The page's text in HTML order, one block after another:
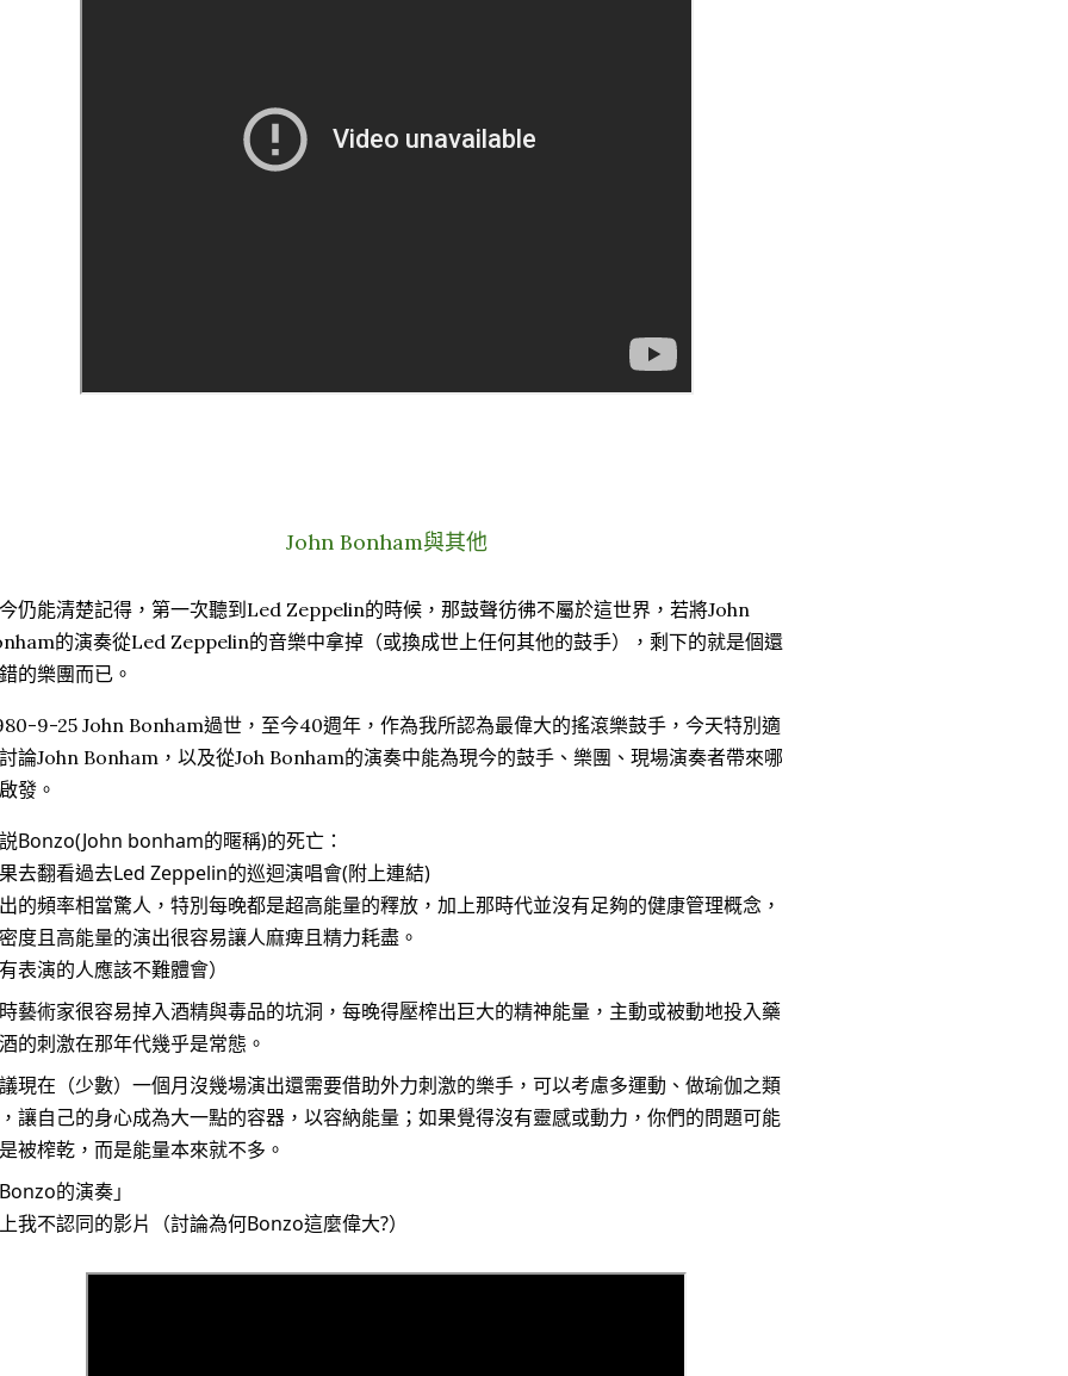
John Bonham與其他
仍能清楚記得，第一次聽到Led Zeppelin的時候，那鼓聲彷彿不屬於這世界，若將John
的演奏從Led Zeppelin的音樂中拿掉（或換成世上任何其他的鼓手），剩下的就是個還
的樂團而已。
9-25 John Bonham過世，至今40週年，作為我所認為最偉大的搖滾樂鼓手，今天特別適
論John Bonham，以及從Joh Bonham的演奏中能為現今的鼓手、樂團、現場演奏者帶來哪
發。
Bonzo(John bonham的暱稱)的死亡：
去翻看過去Led Zeppelin的巡迴演唱會(附上連結)
的頻率相當驚人，特別每晚都是超高能量的釋放，加上那時代並沒有足夠的健康管理概念，
度且高能量的演出很容易讓人麻痺且精力耗盡。
有表演的人應該不難體會）
藝術家很容易掉入酒精與毒品的坑洞，每晚得壓榨出巨大的精神能量，主動或被動地投入藥
的刺激在那年代幾乎是常態。
現在（少數）一個月沒幾場演出還需要借助外力刺激的樂手，可以考慮多運動、做瑜伽之類
讓自己的身心成為大一點的容器，以容納能量；如果覺得沒有靈感或動力，你們的問題可能
被榨乾，而是能量本來就不多。
Bonzo的演奏」
我不認同的影片（討論為何Bonzo這麼偉大?）